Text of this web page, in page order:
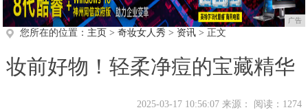
广告
您所在的位置： 主页 > 奇妆女人秀 > 资讯> 正文
妆前好物！轻柔净痘的宝藏精华
2025-03-17 10:56:07 来源： 阅读：1274